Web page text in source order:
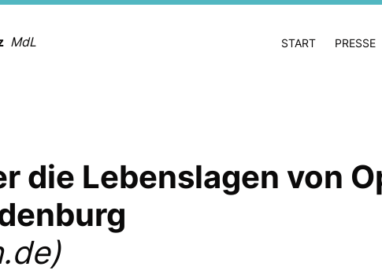
MdL START PRESSE
die Lebenslagen von